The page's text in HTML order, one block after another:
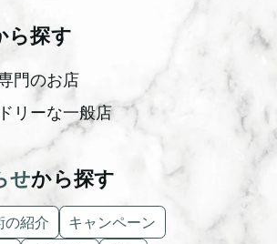
ら探す
門のお店
リーな一般店
せから探す
の紹介
キャンペーン